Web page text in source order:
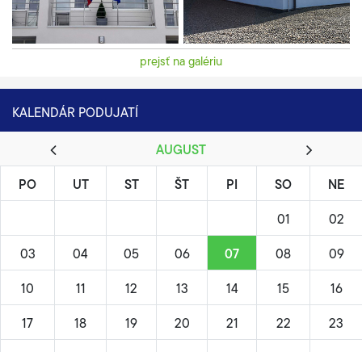
prejsť na galériu
KALENDÁR PODUJATÍ
AUGUST
PO UT ST ŠT PI SO NE
01 02
03 04 05 06 07 08 09
10 11 12 13 14 15 16
17 18 19 20 21 22 23